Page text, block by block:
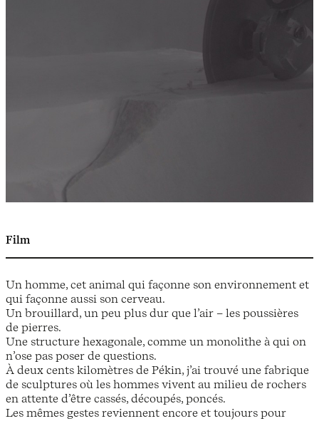
Film
Un homme, cet animal qui façonne son environnement et
qui façonne aussi son cerveau.
Un brouillard, un peu plus dur que l’air – les poussières
de pierres.
Une structure hexagonale, comme un monolithe à qui on
n’ose pas poser de questions.
À deux cents kilomètres de Pékin, j’ai trouvé une fabrique
de sculptures où les hommes vivent au milieu de rochers
en attente d’être cassés, découpés, poncés.
Les mêmes gestes reviennent encore et toujours pour